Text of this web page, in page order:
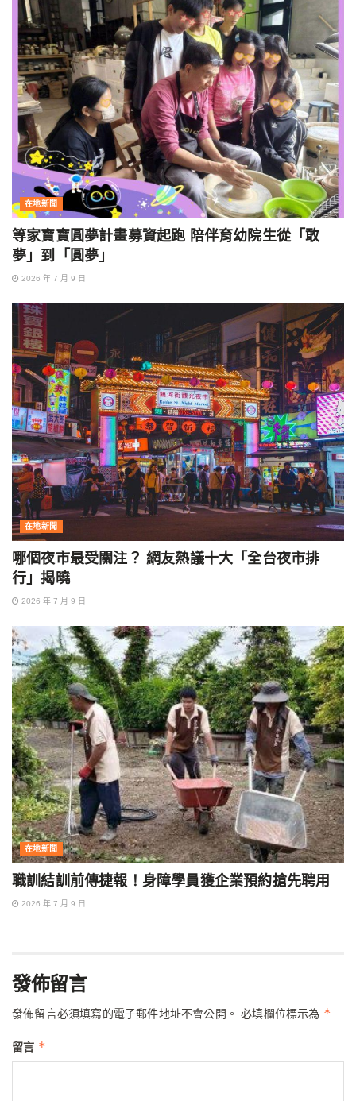
在地新聞
等家寶寶圓夢計畫募資起跑 陪伴育幼院生從「敢
夢」到「圓夢」
2026 年 7 月 9 日
在地新聞
哪個夜市最受關注？ 網友熱議十大「全台夜市排
行」揭曉
2026 年 7 月 9 日
在地新聞
職訓結訓前傳捷報！身障學員獲企業預約搶先聘用
2026 年 7 月 9 日
發佈留言
發佈留言必須填寫的電子郵件地址不會公開。 必填欄位標示為 *
留言 *